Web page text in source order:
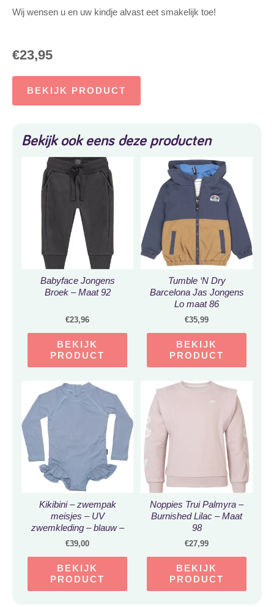
Wij wensen u en uw kindje alvast eet smakelijk toe!
€23,95
BEKIJK PRODUCT
Bekijk ook eens deze producten
Babyface Jongens
Broek – Maat 92
€23,96
BEKIJK
PRODUCT
Tumble ‘N Dry
Barcelona Jas Jongens
Lo maat 86
€35,99
BEKIJK
PRODUCT
Kikibini – zwempak
meisjes – UV
zwemkleding – blauw –
maat 92/98
€39,00
BEKIJK
PRODUCT
Noppies Trui Palmyra –
Burnished Lilac – Maat
98
€27,99
BEKIJK
PRODUCT